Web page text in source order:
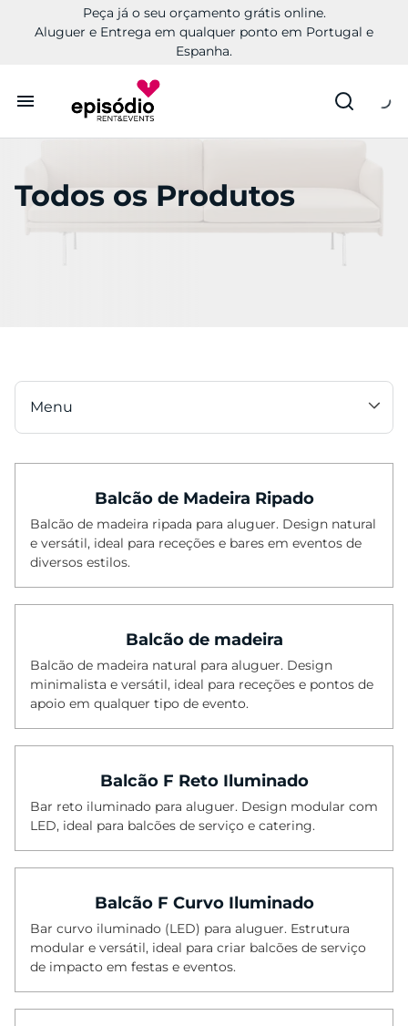
Peça já o seu orçamento grátis online.
Aluguer e Entrega em qualquer ponto em Portugal e
Espanha.
Aluguer
Conheça a Episódio
Contactos
Todos os Produtos
Menu
Mesas
Mesas Altas
Cadeiras Altas
Poltronas
Pufes
Bancos
Iluminação
Mesas de Bolo
Vasos
Plantas
Pratos Marcadores
Balcão de Madeira Ripado
Balcão de madeira ripada para aluguer. Design natural
e versátil, ideal para receções e bares em eventos de
diversos estilos.
Balcão de madeira
Balcão de madeira natural para aluguer. Design
minimalista e versátil, ideal para receções e pontos de
apoio em qualquer tipo de evento.
Balcão F Reto Iluminado
Bar reto iluminado para aluguer. Design modular com
LED, ideal para balcões de serviço e catering.
Balcão F Curvo Iluminado
Bar curvo iluminado (LED) para aluguer. Estrutura
modular e versátil, ideal para criar balcões de serviço
de impacto em festas e eventos.